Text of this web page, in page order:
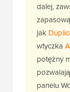
dalej,
jak
wtyczka
potężny
panelu